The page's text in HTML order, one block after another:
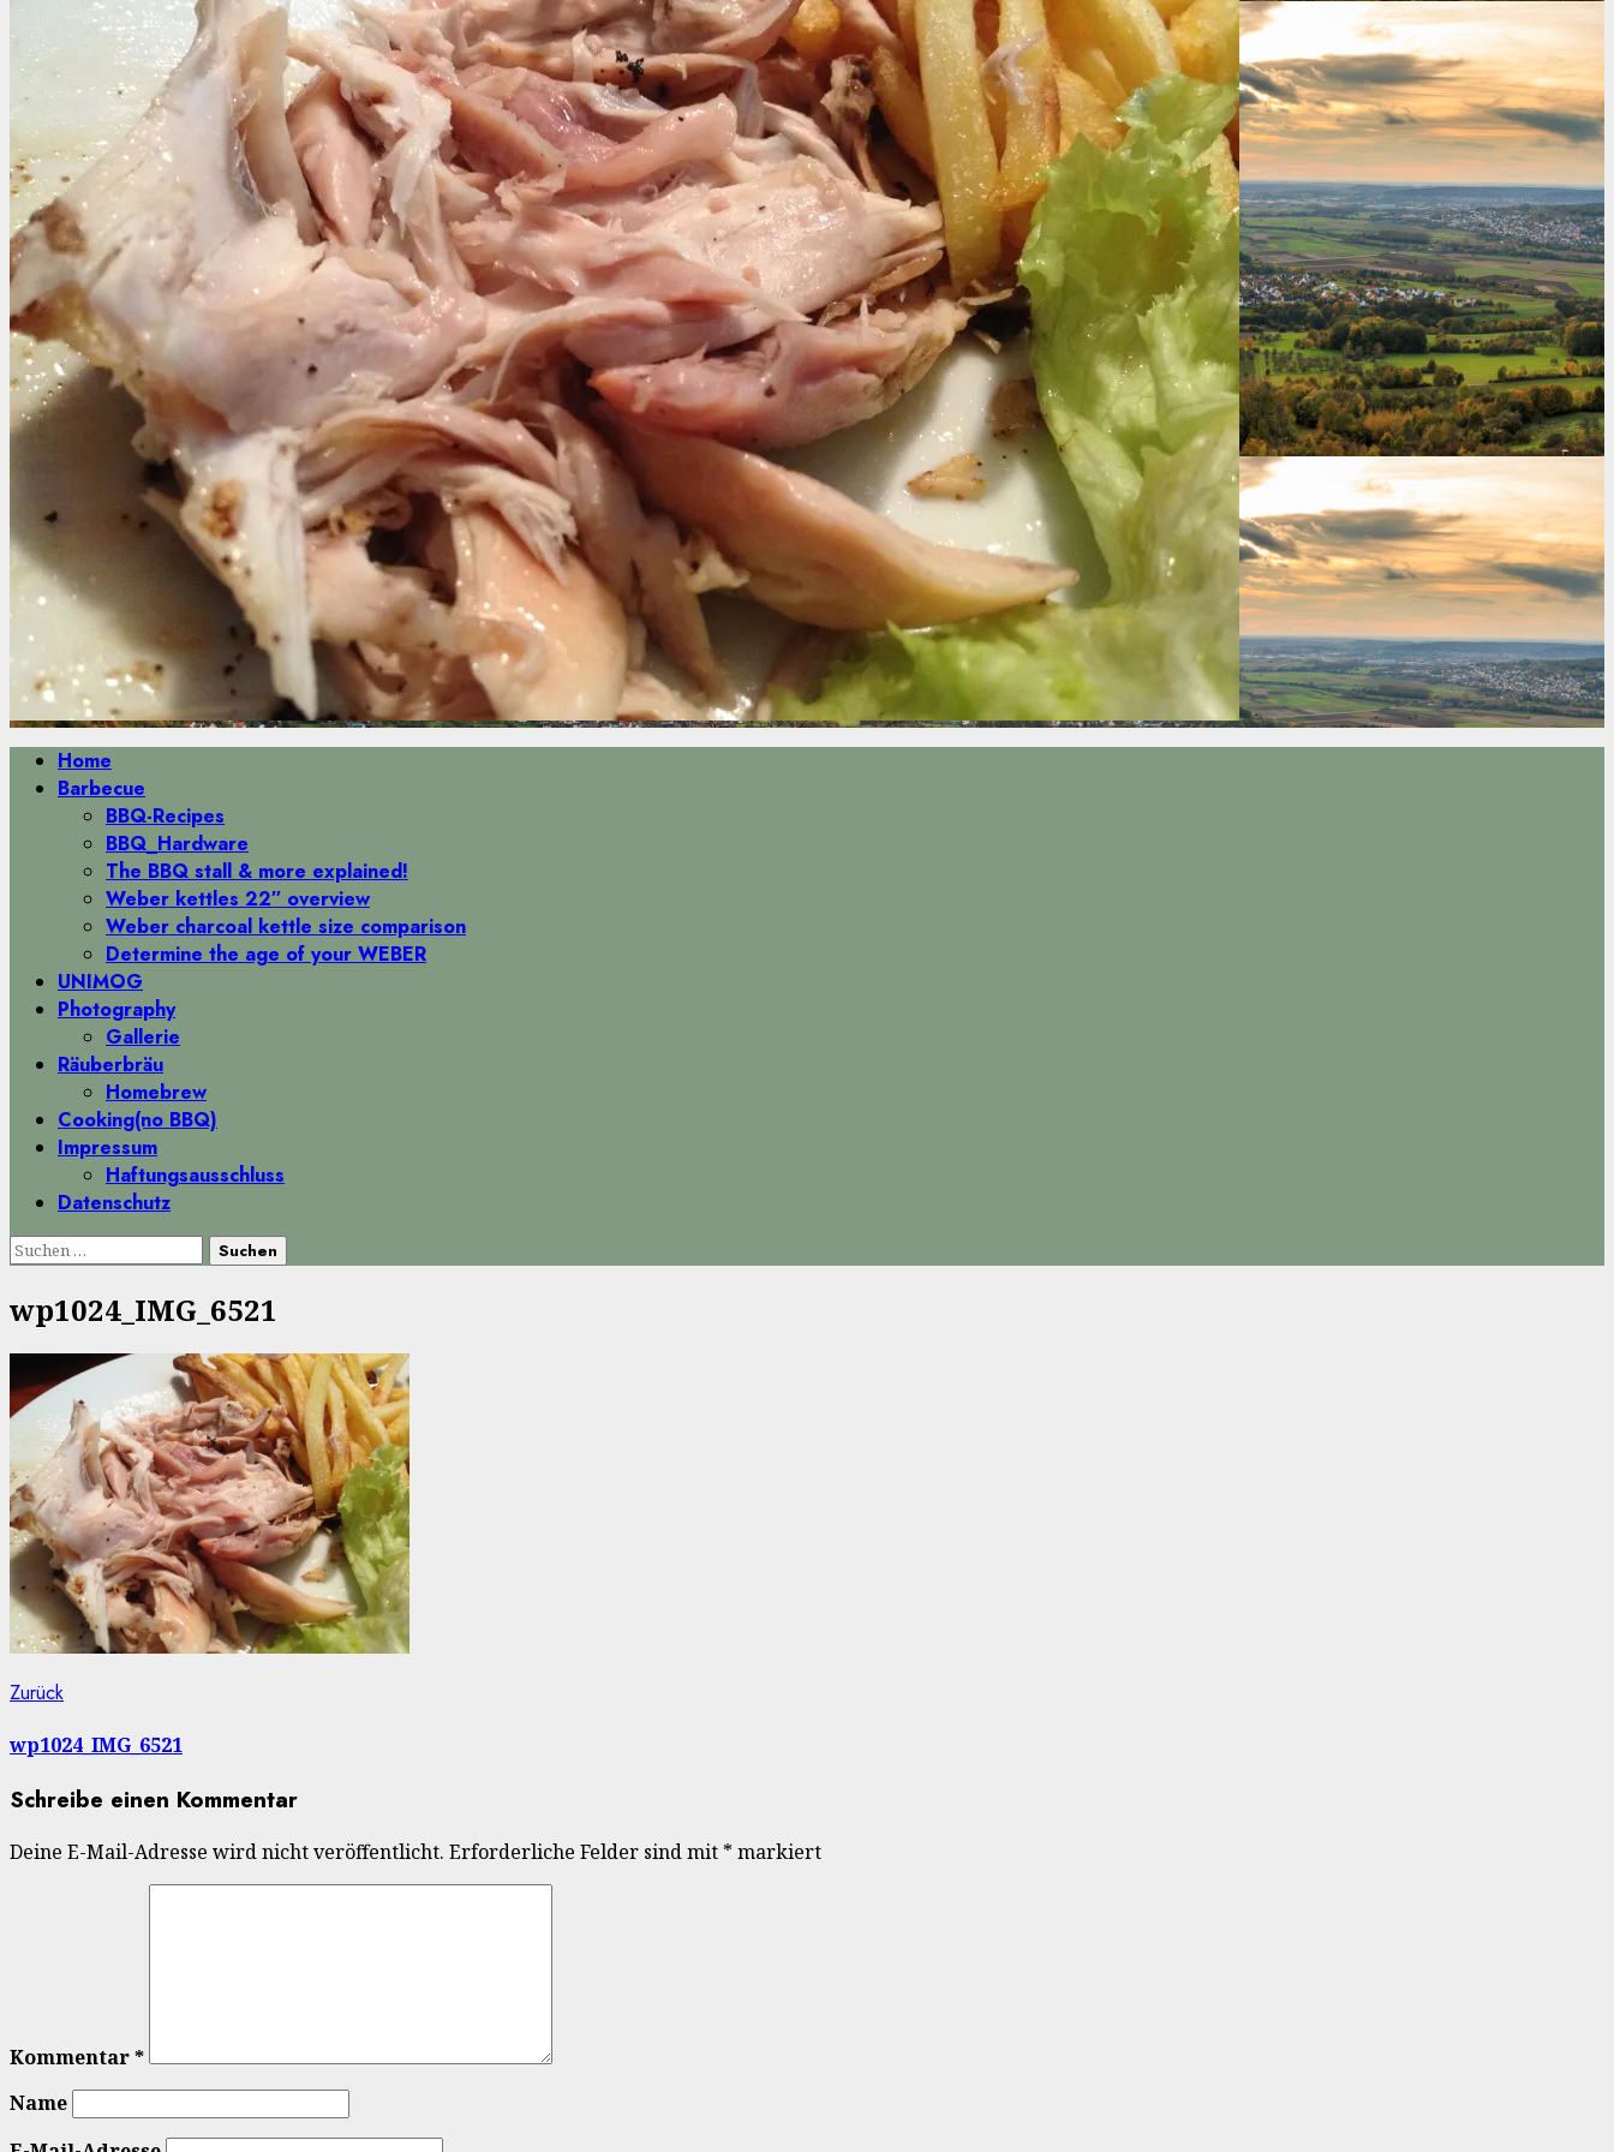
Primäres
Menü
Home
Barbecue
BBQ-Recipes
BBQ_Hardware
The BBQ stall & more explained!
Weber kettles 22″ overview
Weber charcoal kettle size comparison
Determine the age of your WEBER
UNIMOG
Photography
Gallerie
Räuberbräu
Homebrew
Cooking(no BBQ)
Impressum
Haftungsausschluss
Datenschutz
Suchen
wp1024_IMG_6521
Beitragsnavigation
ZurückVorheriger
wp1024_IMG_6521
Schreibe einen Kommentar
Deine E-Mail-Adresse wird nicht veröffentlicht. Erforderliche Felder sind mit * markiert
Kommentar*
Name